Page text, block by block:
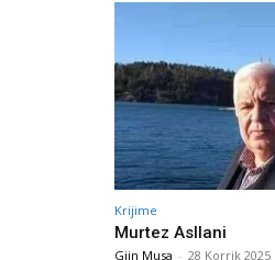
Krijime
Murtez Asllani
Gjin Musa - 28 Korrik 2025